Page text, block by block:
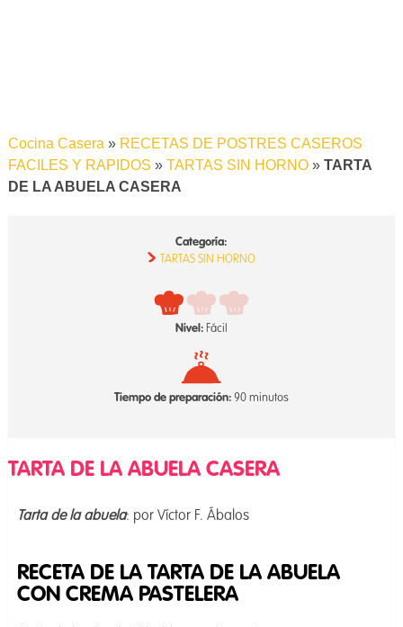
Cocina Casera» RECETAS DE POSTRES CASEROS
FACILES Y RAPIDOS » TARTAS SIN HORNO» TARTA
DE LA ABUELA CASERA
Categoría:
TARTAS SIN HORNO
Nivel:Fácil
Tiempo de preparación:90 minutos
TARTA DE LA ABUELA CASERA
Tarta de la abuela: por Víctor F. Ábalos
RECETA DE LA TARTA DE LA ABUELA
CON CREMA PASTELERA